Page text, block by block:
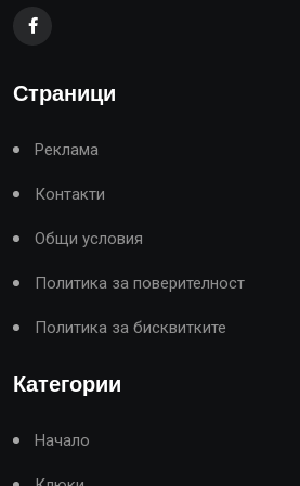
Страници
Реклама
Контакти
Общи условия
Политика за поверителност
Политика за бисквитките
Категории
Начало